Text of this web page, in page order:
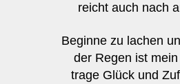
reicht auch nach
Beginne zu lachen
der Regen ist
trage Glück und